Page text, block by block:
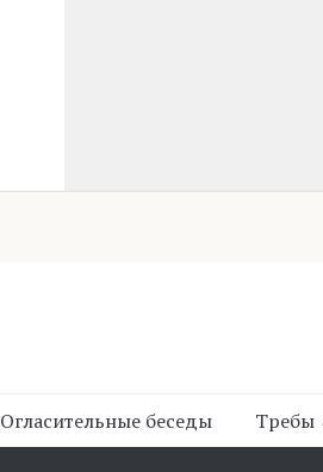
Огласительные беседы Требы